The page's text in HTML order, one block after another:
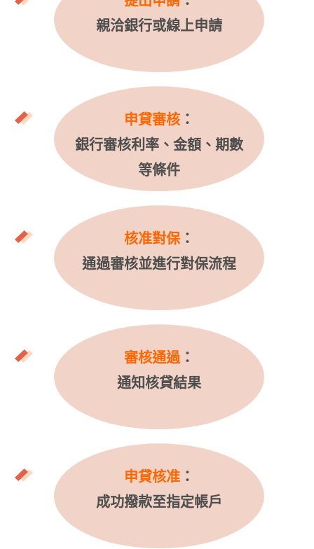
親洽銀行或線上申請
申貸審核 ：
銀行審核利率、金額、期數
等條件
核准對保 ：
通過審核並進行對保流程
審核通過 ：
通知核貸結果
申貸核准 ：
成功撥款至指定帳戶